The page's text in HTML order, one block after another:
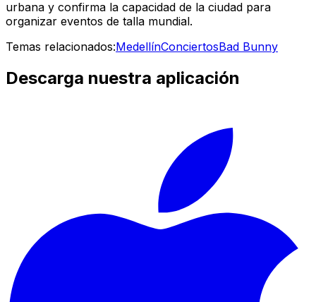
urbana y confirma la capacidad de la ciudad para
organizar eventos de talla mundial.
Temas relacionados:MedellínConciertosBad Bunny
Descarga nuestra aplicación